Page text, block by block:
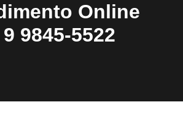
Online
9845-5522